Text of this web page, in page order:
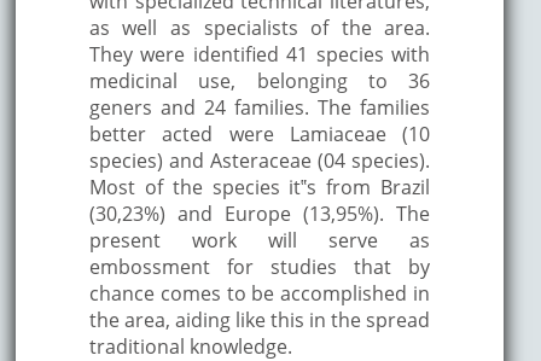
as well as specialists of the area.
They were identified 41 species with
medicinal use, belonging to 36
geners and 24 families. The families
better acted were Lamiaceae (10
species) and Asteraceae (04 species).
Most of the species it‟s from Brazil
(30,23%) and Europe (13,95%). The
present work will serve as
embossment for studies that by
chance comes to be accomplished in
the area, aiding like this in the spread
traditional knowledge.